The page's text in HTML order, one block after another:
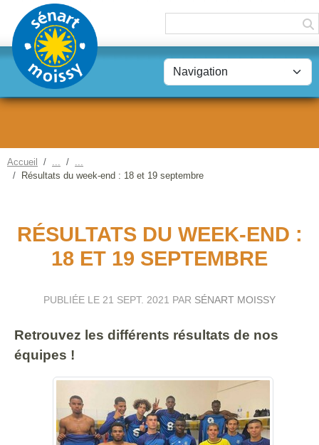
Accueil
Résultats du week-end : 18 et 19 septembre
RÉSULTATS DU WEEK-END :
18 ET 19 SEPTEMBRE
PUBLIÉE LE 21 SEPT. 2021 PAR SÉNART MOISSY
Retrouvez les différents résultats de nos
équipes !
Panneau de gestion des cookies